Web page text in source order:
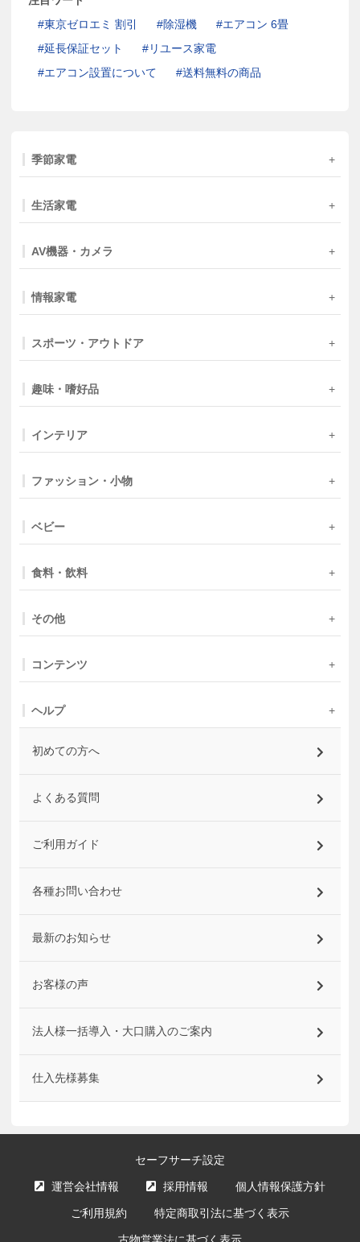
東京ゼロエミ 割引
除湿機
エアコン 6畳
延長保証セット
リユース家電
エアコン設置について
送料無料の商品
季節家電
生活家電
AV機器・カメラ
情報家電
スポーツ・アウトドア
趣味・嗜好品
インテリア
ファッション・小物
ベビー
食料・飲料
その他
コンテンツ
ヘルプ
初めての方へ
よくある質問
ご利用ガイド
各種お問い合わせ
最新のお知らせ
お客様の声
法人様一括導入・大口購入のご案内
仕入先様募集
セーフサーチ設定
運営会社情報 採用情報 個人情報保護方針
ご利用規約 特定商取引法に基づく表示
古物営業法に基づく表示